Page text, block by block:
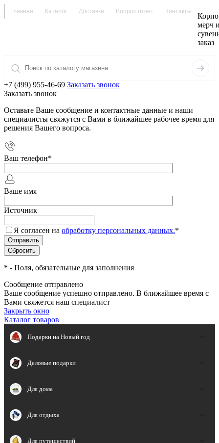
Главная Каталог Доставка Вопрос ответ Контакты
мерч
заказ
+7 (499) 955-46-69 Заказать звонок
Заказать звонок
Оставьте Ваше сообщение и контактные данные и наши
специалисты свяжутся с Вами в ближайшее рабочее время для
решения Вашего вопроса.
Ваш телефон*
Ваше имя
Источник
Я согласен на обработку персональных данных.*
* - Поля, обязательные для заполнения
Сообщение отправлено
Ваше сообщение успешно отправлено. В ближайшее время с
Вами свяжется наш специалист
Закрыть окно
Каталог товаров
Подарки на Новый год
Деловые подарки
Для дома
Для отдыха
Для путешествий